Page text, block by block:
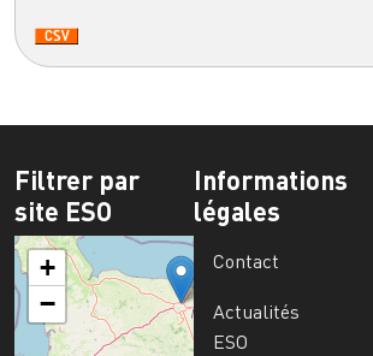
Filtrer par
site ESO
+
−
Informations
légales
Contact
Actualités
ESO